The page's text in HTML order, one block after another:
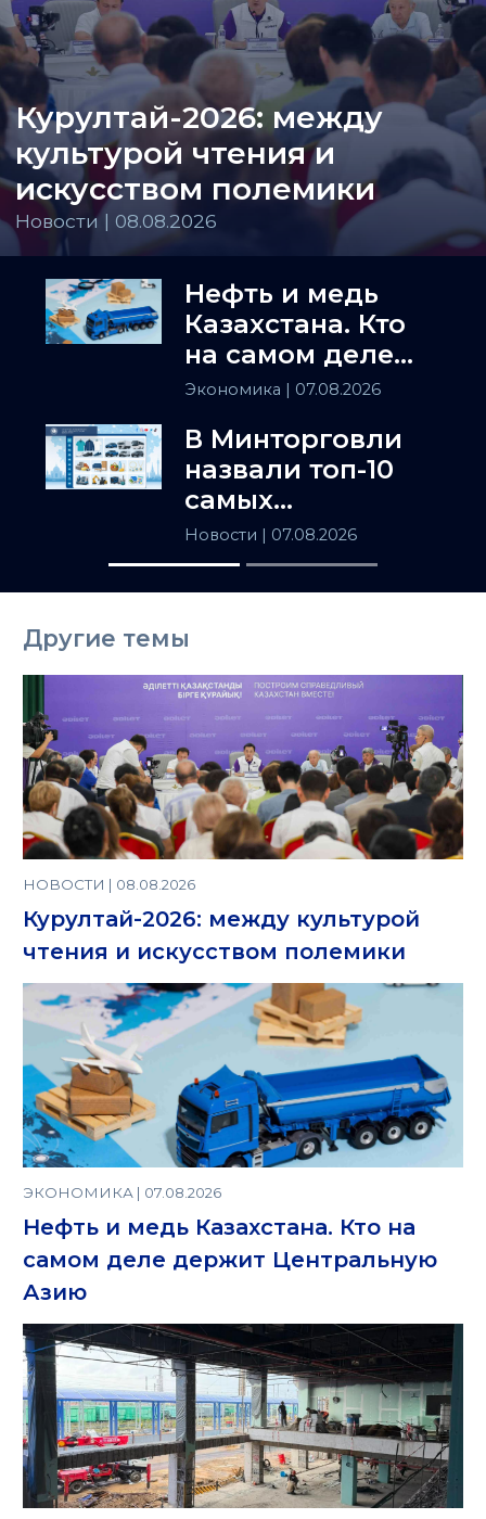
Курултай-2026: между
культурой чтения и
искусством полемики
Новости | 08.08.2026
Нефть и медь
Казахстана. Кто
на самом деле
держит
Азию
Экономика | 07.08.2026
В Минторговли
назвали топ-10
самых
популярных
товаров в
Казахстане
Новости | 07.08.2026
Другие темы
НОВОСТИ | 08.08.2026
Курултай-2026: между культурой
чтения и искусством полемики
ЭКОНОМИКА | 07.08.2026
Нефть и медь Казахстана. Кто на
самом деле держит Центральную
Азию